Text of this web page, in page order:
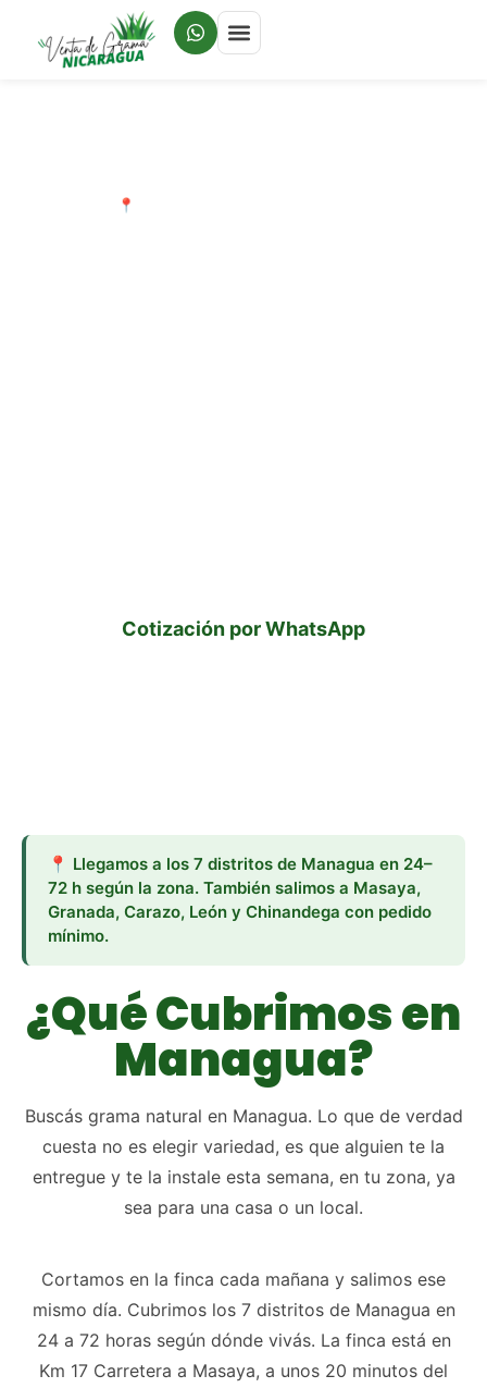
📍 COBERTURA MANAGUA 2026
Cotización por WhatsApp
📍 Llegamos a los 7 distritos de Managua en 24–
72 h según la zona. También salimos a Masaya,
Granada, Carazo, León y Chinandega con pedido
mínimo.
¿Qué Cubrimos en
Managua?
Buscás grama natural en Managua. Lo que de verdad
cuesta no es elegir variedad, es que alguien te la
entregue y te la instale esta semana, en tu zona, ya
sea para una casa o un local.
Cortamos en la finca cada mañana y salimos ese
mismo día. Cubrimos los 7 distritos de Managua en
24 a 72 horas según dónde vivás. La finca está en
Km 17 Carretera a Masaya, a unos 20 minutos del